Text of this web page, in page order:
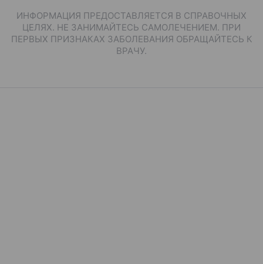
ИНФОРМАЦИЯ ПРЕДОСТАВЛЯЕТСЯ В СПРАВОЧНЫХ
ЦЕЛЯХ. НЕ ЗАНИМАЙТЕСЬ САМОЛЕЧЕНИЕМ. ПРИ
ПЕРВЫХ ПРИЗНАКАХ ЗАБОЛЕВАНИЯ ОБРАЩАЙТЕСЬ К
ВРАЧУ.